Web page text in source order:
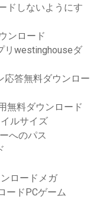
ドしないようにす
ンロード
リwestinghouseダ
応答無料ダウンロー
無料ダウンロード
ルサイズ
へのパス
ロードメガ
ードPCゲーム